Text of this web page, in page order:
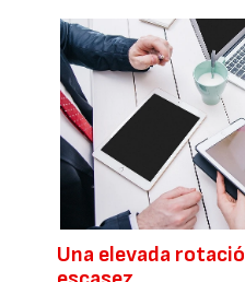
Una elevada